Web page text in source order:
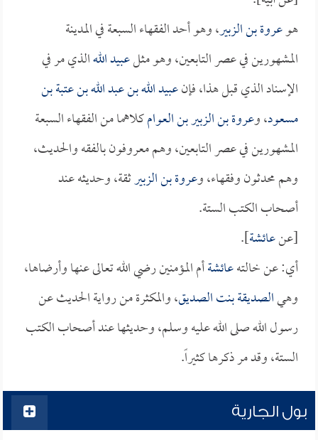
هوعروة بن الزبير، وهو أحد الفقهاء السبعة في المدينة
المشهورين في عصر التابعين، وهو مثلعبيد اللهالذي مر في
الإسناد الذي قبل هذا، فإنعبيد الله بن عبد الله بن عتبة بن
مسعود، وعروة بن الزبير بن العوامكلاهما من الفقهاء السبعة
المشهورين في عصر التابعين، وهم معروفون بالفقه والحديث،
وهم محدثون وفقهاء، وعروة بن الزبيرثقة، وحديثه عند
أصحاب الكتب الستة.
[عنعائشة].
أي: عن خالتهعائشةأم المؤمنين رضي الله تعالى عنها وأرضاها،
وهيالصديقة بنت الصديق، والمكثرة من رواية الحديث عن
رسول الله صلى الله عليه وسلم، وحديثها عند أصحاب الكتب
الستة، وقد مر ذكرها كثيراً.
بول الجارية